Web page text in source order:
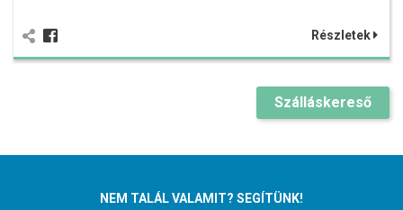
Részletek
Szálláskereső
NEM TALÁL VALAMIT? SEGÍTÜNK!